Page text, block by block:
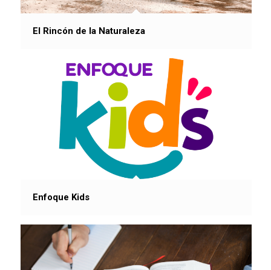
El Rincón de la Naturaleza
Enfoque Kids